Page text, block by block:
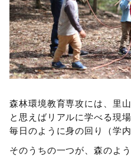
森林環境教育専攻には、里
と思えばリアルに学べる現
毎日のように身の回り（学
そのうちの一つが、森のよ